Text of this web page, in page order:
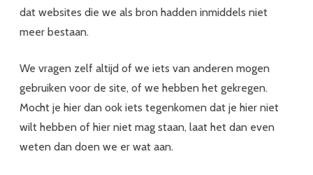
dat websites die we als bron hadden inmiddels niet
meer bestaan.
We vragen zelf altijd of we iets van anderen mogen
gebruiken voor de site, of we hebben het gekregen.
Mocht je hier dan ook iets tegenkomen dat je hier niet
wilt hebben of hier niet mag staan, laat het dan even
weten dan doen we er wat aan.